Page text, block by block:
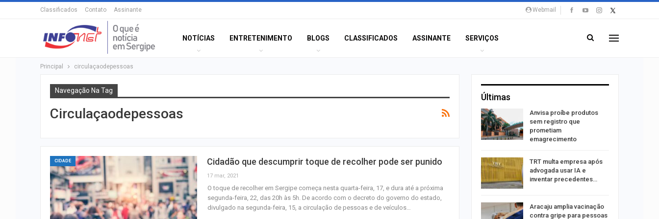
Webmail
Classificados Contato Assinante
NOTÍCIAS ENTRETENIMENTO BLOGS CLASSIFICADOS ASSINANTE SERVIÇOS
Principal circulaçaodepessoas
Navegação Na Tag
Circulaçaodepessoas
CIDADE Cidadão que descumprir toque de recolher pode ser punido
17 mar, 2021
O toque de recolher em Sergipe começa nesta quarta-feira, 17, e dura até a próxima
segunda-feira, 22, das 20h às 5h. De acordo com o decreto do governo do estado,
divulgado na segunda-feira, 15, a circulação de pessoas e de veículos…
Últimas
Câmara de Itabaianinha
Filarmônica de Itabaiana
realiza concerto em
Maurício Manieri traz a
Aracaju a turnê
Anvisa proíbe produtos
sem registro que
prometiam
emagrecimento
TRT multa empresa após
advogada usar IA e
inventar precedentes…
Aracaju amplia vacinação
contra gripe para pessoas